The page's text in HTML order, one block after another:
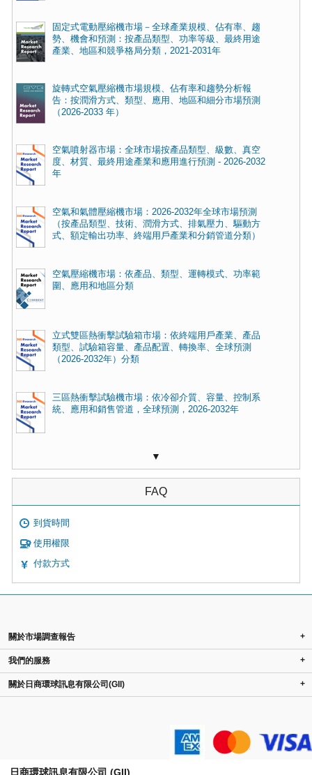
固定式電動壓縮機市場－全球產業規模、佔有率、趨
勢、機會和預測：按產品類型、功率等級、最終用途
產業、地區和競爭格局分類，2021-2031年
旋轉式空氣壓縮機市場規模、佔有率和趨勢分析報
告：按潤滑方式、類型、應用、地區和細分市場預測
（2026-2033 年）
空氣噴射器市場：全球市場按產品類型、級數、真空
度、材質、最終用途產業和應用進行預測 - 2026-2032
年
空氣和氣體壓縮機市場：2026-2032年全球市場預測
（按產品類型、技術、潤滑方式、排氣壓力、驅動方
式、額定輸出功率、終端用戶產業和分銷管道分類）
空氣壓縮機市場：依產品、類型、運轉模式、功率範
圍、應用和地區分類
立式雙區熱衝擊試驗箱市場：依終端用戶產業、產品
類型、試驗箱容量、產品配置、轉換率、全球預測
（2026-2032年）分類
三區熱衝擊試驗機市場：依冷卻介質、容量、控制系
統、應用和銷售管道，全球預測，2026-2032年
▼
FAQ
到貨時間
使用權限
付款方式
關於市場調查報告 +
我們的服務 +
關於日商環球訊息有限公司(GII) +
日商環球訊息有限公司 (GII)